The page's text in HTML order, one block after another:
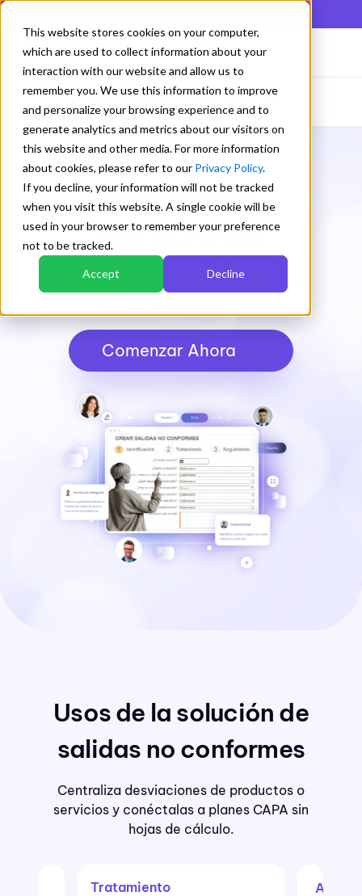
This website stores cookies on your computer,
which are used to collect information about your
interaction with our website and allow us to
remember you. We use this information to improve
and personalize your browsing experience and to
generate analytics and metrics about our visitors on
this website and other media. For more information
about cookies, please refer to our Privacy Policy.
If you decline, your information will not be tracked
when you visit this website. A single cookie will be
used in your browser to remember your preference
not to be tracked.
Accept Decline
kawak® Salidas no conformes
+ PERCEPCIÓN DE CALIDAD
Salidas no
conformes
Detecta, clasifica y corrige cualquier
producto o servicio no conforme con el
Comenzar Ahora
Usos de la solución de
salidas no conformes
Centraliza desviaciones de productos o
servicios y conéctalas a planes CAPA sin
hojas de cálculo.
Acción